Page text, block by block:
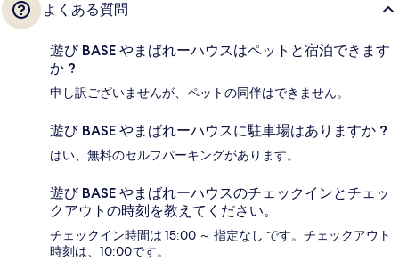
よくある質問
遊び BASE やまばれーハウスはペットと宿泊できます
か ?
申し訳ございませんが、ペットの同伴はできません。
遊び BASE やまばれーハウスに駐車場はありますか ?
はい、無料のセルフパーキングがあります。
遊び BASE やまばれーハウスのチェックインとチェッ
クアウトの時刻を教えてください。
チェックイン時間は 15:00 ～ 指定なし です。チェックアウト
時刻は、10:00です。